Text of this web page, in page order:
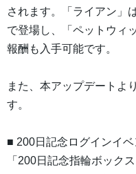
されます。「ライアン」
で登場し、「ペットウィ
報酬も入手可能です。
また、本アップデートよ
す。
■ 200日記念ログインイベ
「200日記念指輪ボック